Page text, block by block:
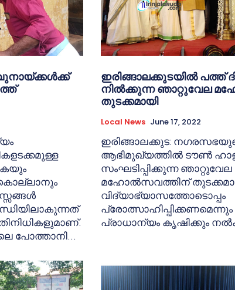
പോത്താനി...
ഇരിങ്ങാലക്കുടയിൽ പത്ത്
നിൽക്കുന്ന ഞാറ്റുവേല
തുടക്കമായി
Local News June 17, 2022
ഇരിങ്ങാലക്കുട:
ആഭിമുഖ്യത്തിൽ ടൗൺ
സംഘടിപ്പിക്കുന്ന ഞാറ്റുവേല
മഹോൽസവത്തിന്
വിദ്യാഭ്യാസത്തോടൊപ്പം
പ്രാധാന്യം കൃഷിക്കും